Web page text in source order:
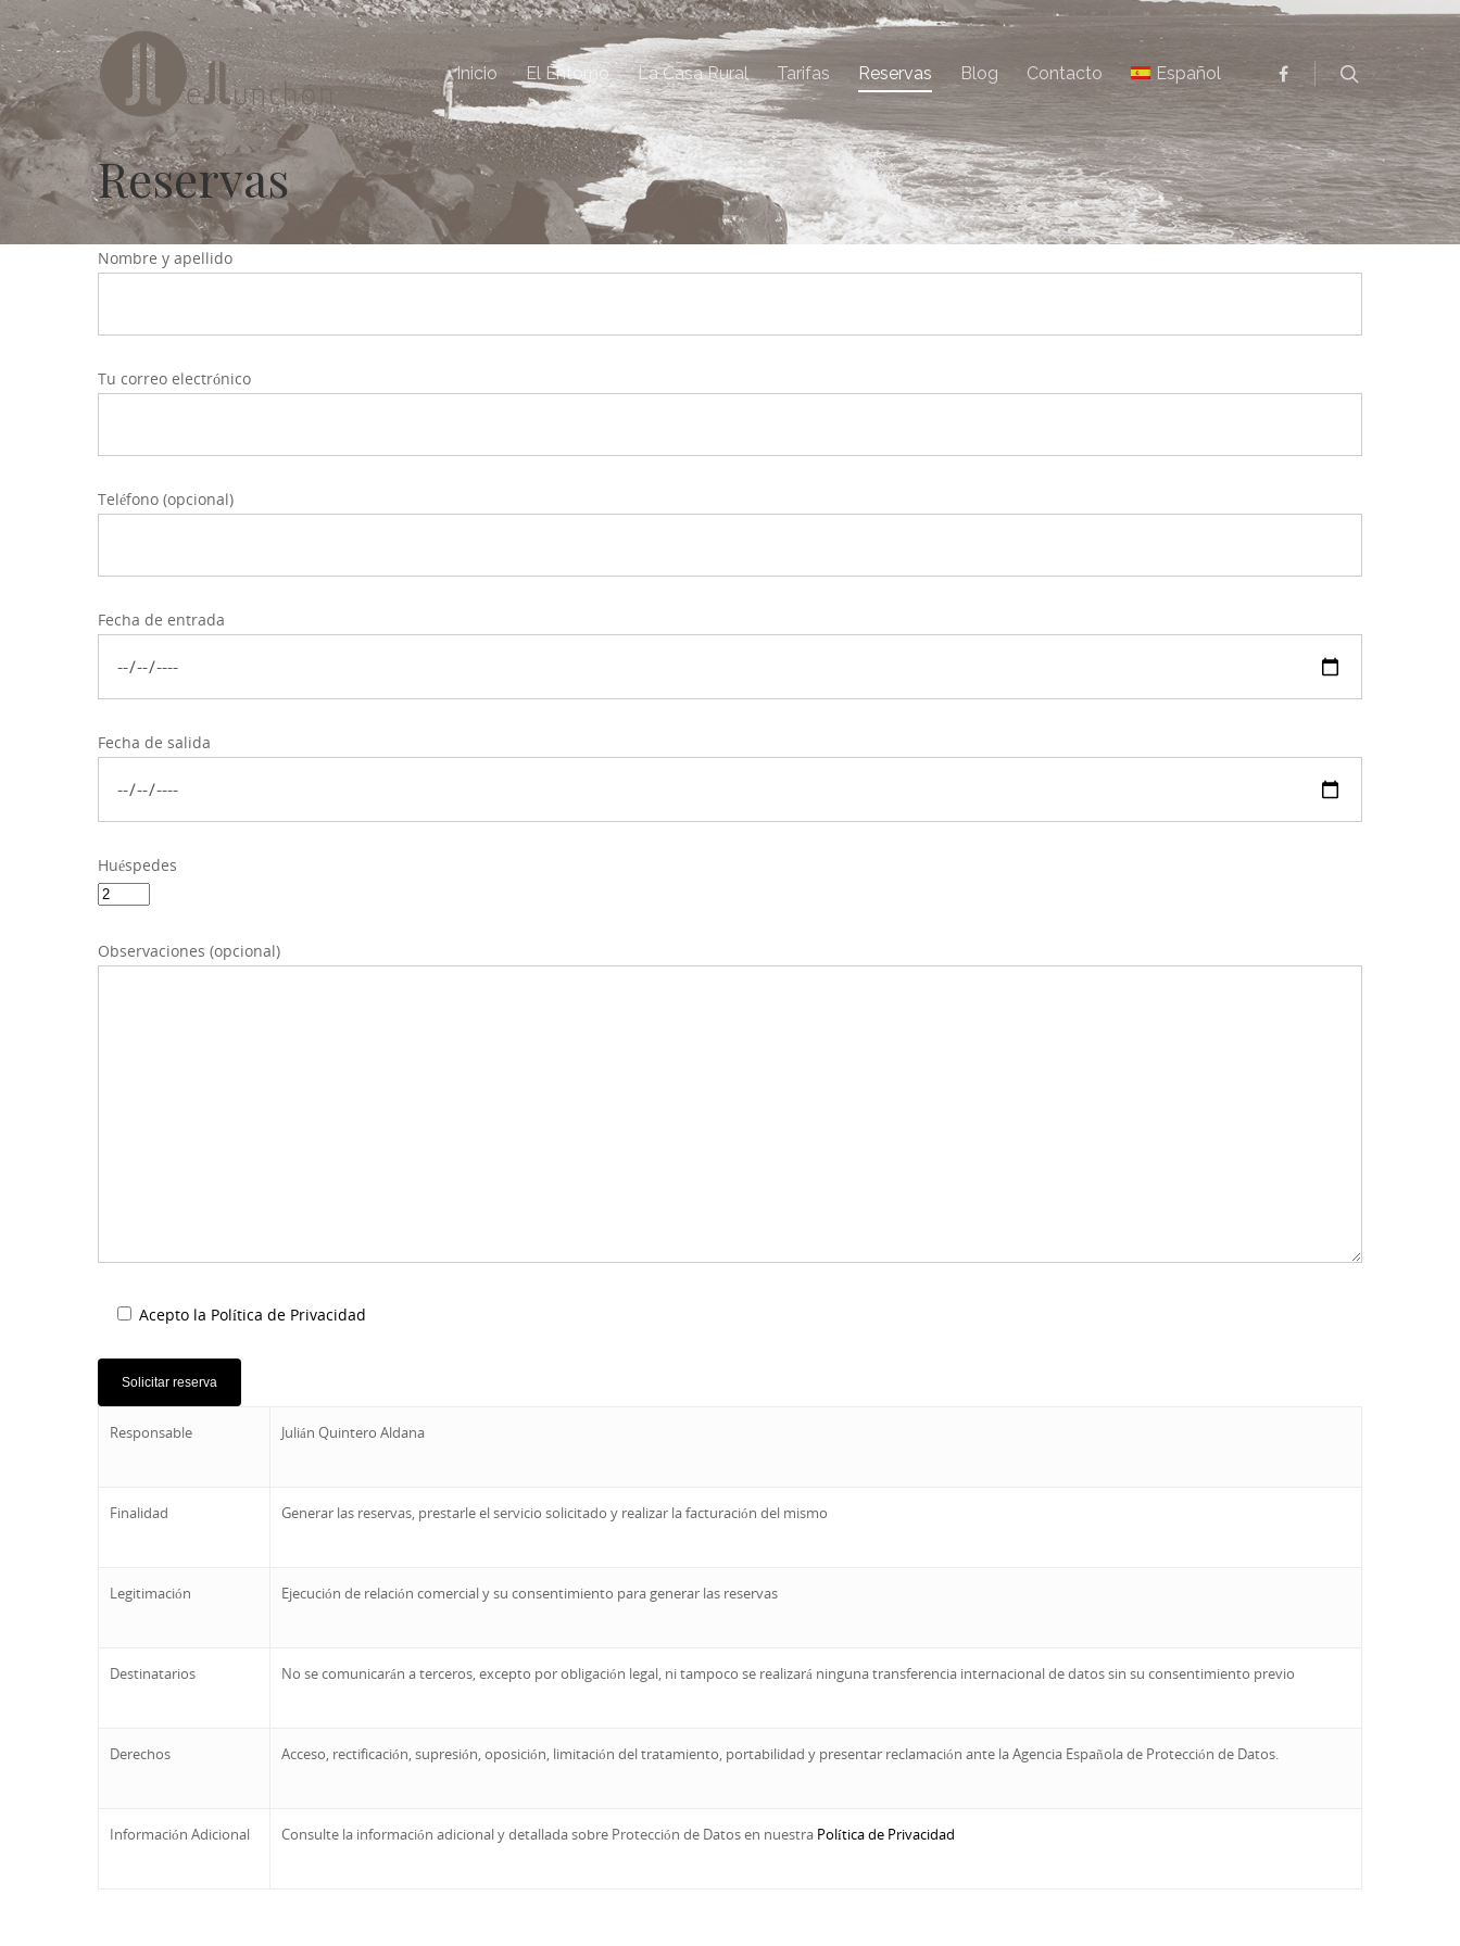
Inicio El Entorno La Casa Rural Tarifas Reservas Blog Contacto Español
Reservas
Nombre y apellido
Tu correo electrónico
Teléfono (opcional)
Fecha de entrada
Fecha de salida
Huéspedes
Observaciones (opcional)
Acepto la Política de Privacidad
Responsable Julián Quintero Aldana
Finalidad Generar las reservas, prestarle el servicio solicitado y realizar la facturación del mismo
Legitimación Ejecución de relación comercial y su consentimiento para generar las reservas
Destinatarios No se comunicarán a terceros, excepto por obligación legal, ni tampoco se realizará ninguna transferencia internacional de datos sin su consentimiento previo
Derechos Acceso, rectificación, supresión, oposición, limitación del tratamiento, portabilidad y presentar reclamación ante la Agencia Española de Protección de Datos.
Información Adicional Consulte la información adicional y detallada sobre Protección de Datos en nuestra Política de Privacidad